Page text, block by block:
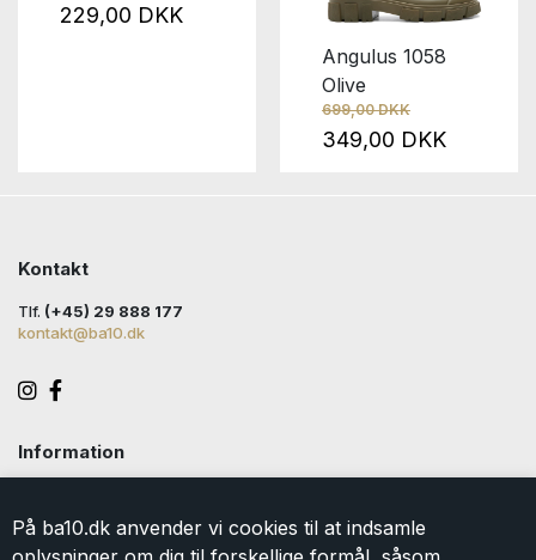
På ba10.dk anvender vi cookies til at indsamle
229,00 DKK
Angulus 1058
Olive
699,00 DKK
349,00 DKK
Kontakt
Tlf. (+45) 29 888 177
kontakt@ba10.dk
Information
Levering
Returlabel